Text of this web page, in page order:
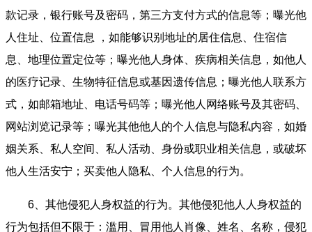
款记录，银行账号及密码，第三方支付方式的信息等；曝光他
人住址、位置信息 ，如能够识别地址的居住信息、住宿信
息、地理位置定位等；曝光他人身体、疾病相关信息，如他人
的医疗记录、生物特征信息或基因遗传信息；曝光他人联系方
式，如邮箱地址、电话号码等；曝光他人网络账号及其密码、
网站浏览记录等；曝光其他他人的个人信息与隐私内容，如婚
姻关系、私人空间、私人活动、身份或职业相关信息，或破坏
他人生活安宁；买卖他人隐私、个人信息的行为。
6、其他侵犯人身权益的行为。其他侵犯他人人身权益的
行为包括但不限于：滥用、冒用他人肖像、姓名、名称，侵犯